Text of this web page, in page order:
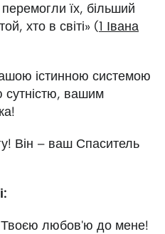
перемогли їх, більший
хто в світі» (1 Івана
істинною системою
сутністю, вашим
Він – ваш Спаситель
Твоєю любов'ю до мене!